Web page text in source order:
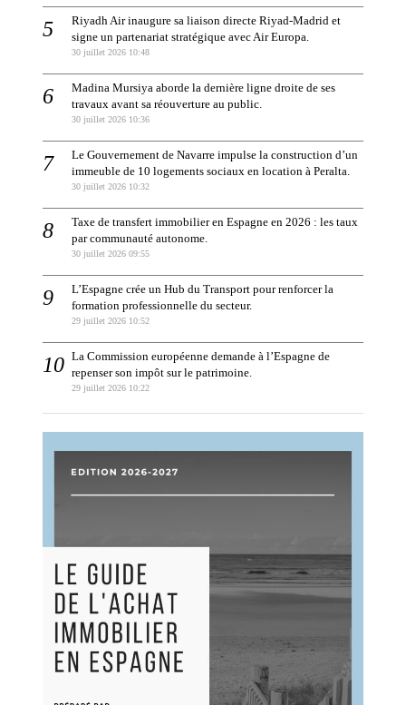
Riyadh Air inaugure sa liaison directe Riyad-Madrid et
signe un partenariat stratégique avec Air Europa.
30 juillet 2026 10:48
Madina Mursiya aborde la dernière ligne droite de ses
travaux avant sa réouverture au public.
30 juillet 2026 10:36
Le Gouvernement de Navarre impulse la construction d’un
immeuble de 10 logements sociaux en location à Peralta.
30 juillet 2026 10:32
Taxe de transfert immobilier en Espagne en 2026 : les taux
par communauté autonome.
30 juillet 2026 09:55
L’Espagne crée un Hub du Transport pour renforcer la
formation professionnelle du secteur.
29 juillet 2026 10:52
La Commission européenne demande à l’Espagne de
repenser son impôt sur le patrimoine.
29 juillet 2026 10:22